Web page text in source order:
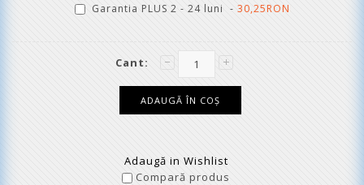
Garantia PLUS 2 - 24 luni - 30,25RON
Cant:
Adaugă in Wishlist
Compară produs